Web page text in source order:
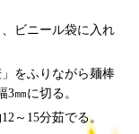
ビニール袋に入れ
をふりながら麺棒
㎜に切る。
～15分茹でる。